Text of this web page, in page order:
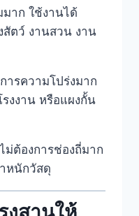
าก ใช้งานได้
สัตว์ งานสวน งาน
ารความโปร่งมาก
งงาน หรือแผงกั้น
ม่ต้องการช่องถี่มาก
หนักวัสดุ